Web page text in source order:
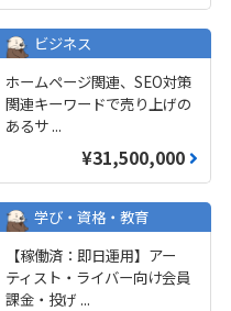
ビジネス
ホームページ関連、SEO対策
関連キーワードで売り上げの
あるサ ...
¥31,500,000
学び・資格・教育
【稼働済：即日運用】アー
ティスト・ライバー向け会員
課金・投げ ...